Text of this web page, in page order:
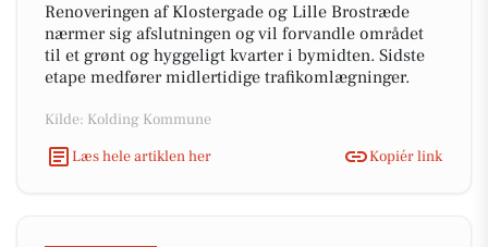
Renoveringen af Klostergade og Lille Brostræde
nærmer sig afslutningen og vil forvandle området
til et grønt og hyggeligt kvarter i bymidten. Sidste
etape medfører midlertidige trafikomlægninger.
Kilde: Kolding Kommune
Læs hele artiklen her
Kopiér link